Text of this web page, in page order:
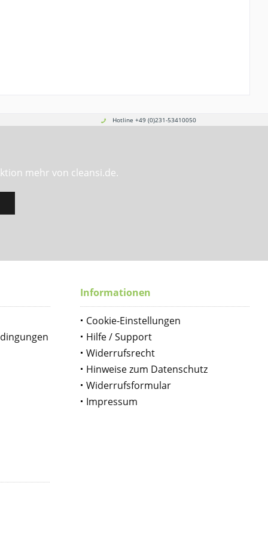
Hotline +49 (0)231-53410050
mehr von cleansi.de.
Informationen
Cookie-Einstellungen
Hilfe / Support
Widerrufsrecht
Hinweise zum Datenschutz
Widerrufsformular
Impressum